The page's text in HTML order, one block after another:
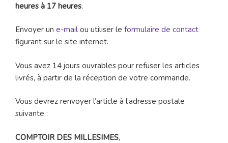
heures à 17 heures.
Envoyer un e-mail ou utiliser le formulaire de contact
figurant sur le site internet.
Vous avez 14 jours ouvrables pour refuser les articles
livrés, à partir de la réception de votre commande.
Vous devrez renvoyer l’article à l’adresse postale
suivante :
COMPTOIR DES MILLESIMES,